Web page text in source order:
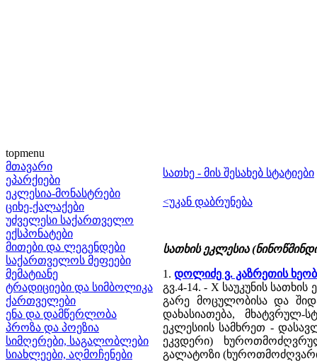
topmenu
მთავარი
ეპარქიები
ეკლესია-მონასტრები
ციხე-ქალაქები
უძველესი საქართველო
ექსპონატები
მითები და ლეგენდები
საქართველოს მეფეები
მემატიანე
ტრადიციები და სიმბოლიკა
ქართველები
ენა და დამწერლობა
პროზა და პოეზია
სიმღერები, საგალობლები
სიახლეები, აღმოჩენები
სათხე - მის შესახებ სტატიები
<უკან დაბრუნება
სათხის ეკლესია
1.დოლიძე ვ. კაზრეთის
გვ.4-14. - X საუკუნის
გარე მოცულობისა და
დახასიათება, მხატვრულ-
ეკლესიის სამხრეთ -
ეკვდერი)
გალატოზი